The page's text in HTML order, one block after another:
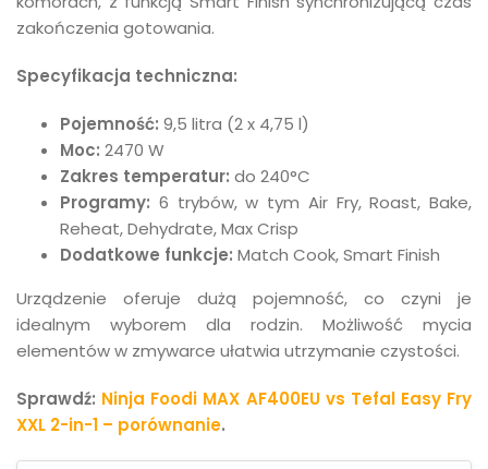
zakończenia gotowania.
Specyfikacja techniczna:
Pojemność: 9,5 litra (2 x 4,75 l)
Moc: 2470 W
Zakres temperatur: do 240°C
Programy: 6 trybów, w tym Air Fry, Roast, Bake,
Reheat, Dehydrate, Max Crisp
Dodatkowe funkcje: Match Cook, Smart Finish
Urządzenie oferuje dużą pojemność, co czyni je
idealnym wyborem dla rodzin.
Możliwość mycia
elementów w zmywarce ułatwia utrzymanie czystości.
Sprawdź: Ninja Foodi MAX AF400EU vs Tefal Easy Fry
XXL 2-in-1 – porównanie.